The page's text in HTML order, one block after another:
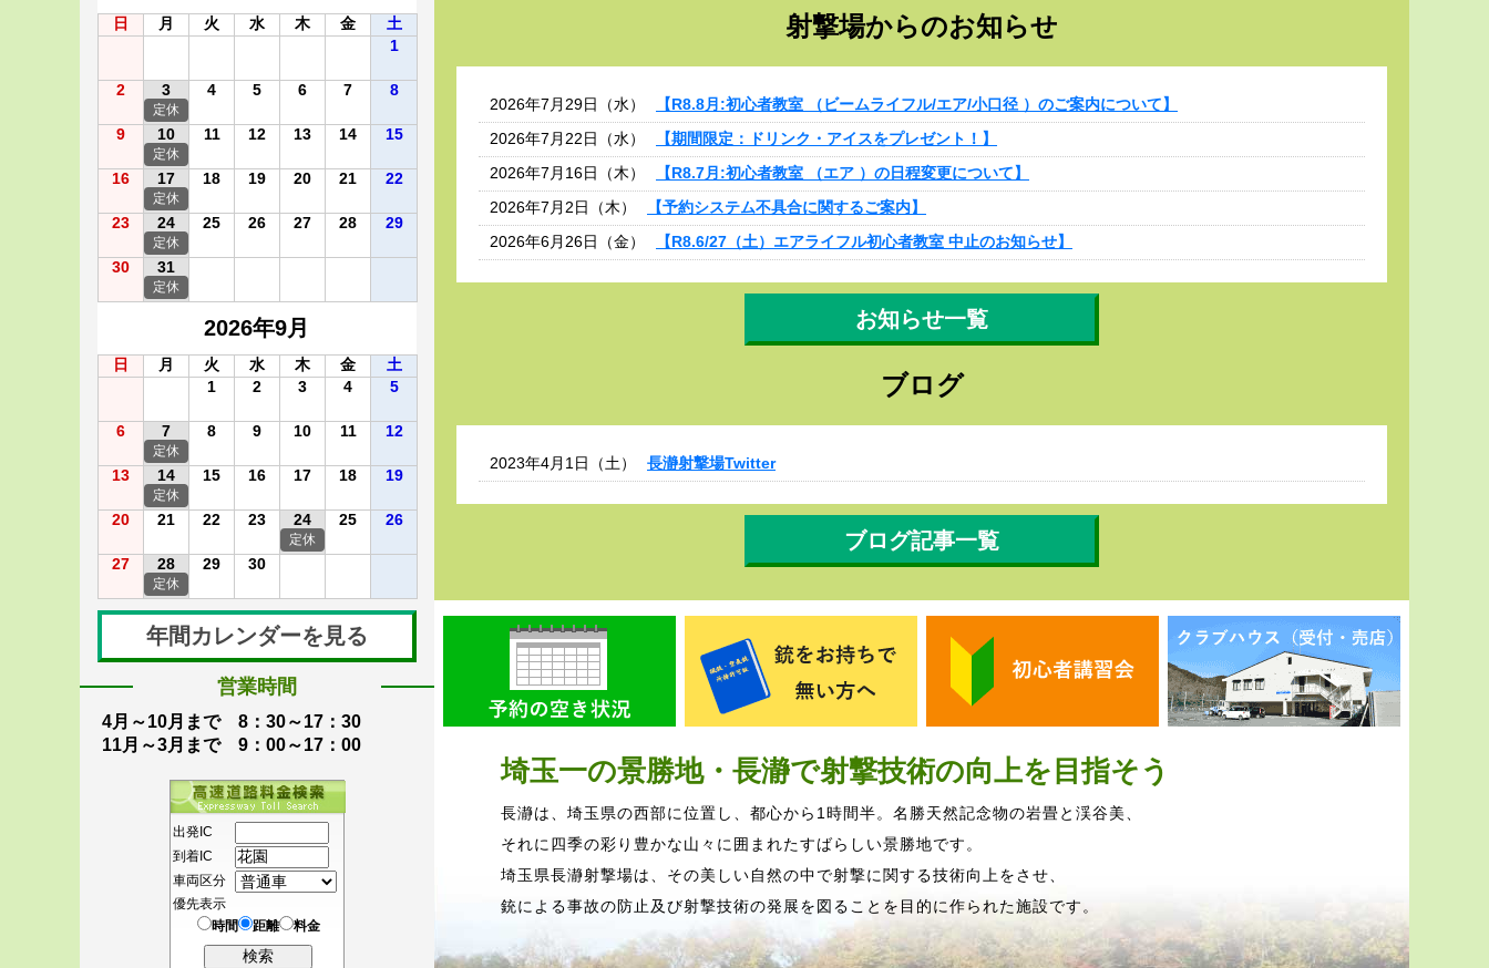
日 月 火 水 木 金
土
1
2 3
定休
4 5 6 7 8
9 10
定休
11 12 13 14 15
16 17
定休
18 19 20 21 22
23 24
定休
25 26 27 28 29
30 31
定休
2026年9月
日 月 火 水 木 金
土
1
2 3 4 5
6 7
定休
8 9 10 11 12
13 14
定休
15 16 17 18 19
20 21 22 23 24
定休
25 26
27 28
定休
29 30
年間カレンダーを見る
営業時間
4月～10月まで 8：30～17：30
11月～3月まで 9：00～17：00
出発IC
到着IC
車両区分
優先表示
時間
距離 料金
射撃場からのお知らせ
2026年7月29日（水）
【R8.8月:初心者教室 （ビームライフル/エア/小口径 ）のご案内について】
2026年7月22日（水）
【期間限定：ドリンク・アイスをプレゼント！】
2026年7月16日（木）
【R8.7月:初心者教室 （エア ）の日程変更について】
2026年7月2日（木）
【予約システム不具合に関するご案内】
2026年6月26日（金）
【R8.6/27（土）エアライフル初心者教室 中止のお知らせ】
お知らせ一覧
ブログ
2023年4月1日（土） 長瀞射撃場Twitter
ブログ記事一覧
埼玉一の景勝地・長瀞で射撃技術の向上を目指そう
長瀞は、埼玉県の西部に位置し、都心から1時間半。名勝天然記念物の岩畳と渓谷美、
それに四季の彩り豊かな山々に囲まれたすばらしい景勝地です。
埼玉県長瀞射撃場は、その美しい自然の中で射撃に関する技術向上をさせ、
銃による事故の防止及び射撃技術の発展を図ることを目的に作られた施設です。